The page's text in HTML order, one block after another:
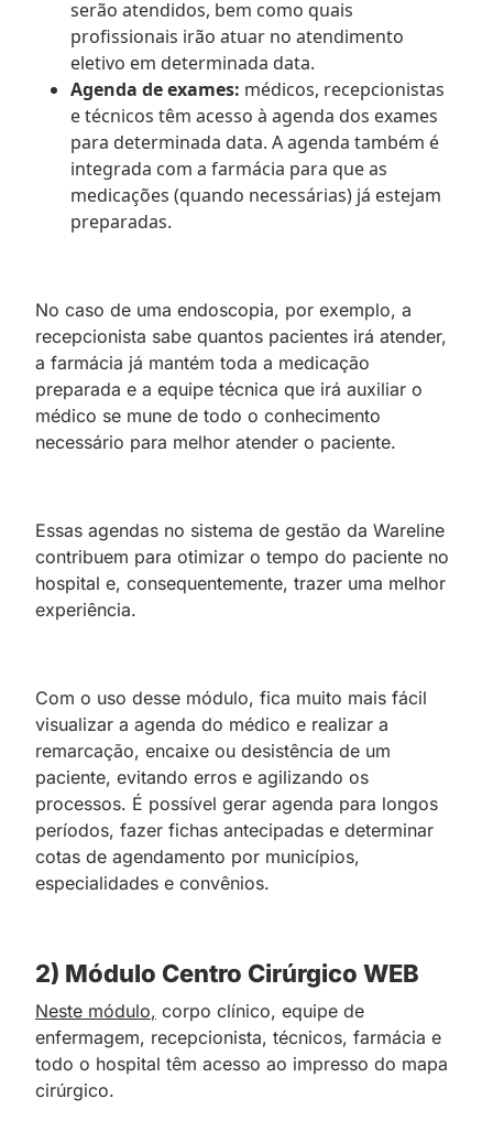
serão atendidos, bem como quais
profissionais irão atuar no atendimento
eletivo em determinada data.
Agenda de exames: médicos, recepcionistas
e técnicos têm acesso à agenda dos exames
para determinada data. A agenda também é
integrada com a farmácia para que as
medicações (quando necessárias) já estejam
preparadas.
No caso de uma endoscopia, por exemplo, a
recepcionista sabe quantos pacientes irá atender,
a farmácia já mantém toda a medicação
preparada e a equipe técnica que irá auxiliar o
médico se mune de todo o conhecimento
necessário para melhor atender o paciente.
Essas agendas no sistema de gestão da Wareline
contribuem para otimizar o tempo do paciente no
hospital e, consequentemente, trazer uma melhor
experiência.
Com o uso desse módulo, fica muito mais fácil
visualizar a agenda do médico e realizar a
remarcação, encaixe ou desistência de um
paciente, evitando erros e agilizando os
processos. É possível gerar agenda para longos
períodos, fazer fichas antecipadas e determinar
cotas de agendamento por municípios,
especialidades e convênios.
2) Módulo Centro Cirúrgico WEB
Neste módulo, corpo clínico, equipe de
enfermagem, recepcionista, técnicos, farmácia e
todo o hospital têm acesso ao impresso do mapa
cirúrgico.